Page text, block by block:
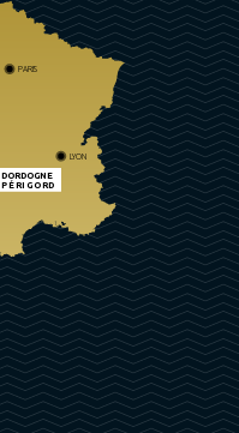
DORDOGNE
PÉRIGORD
PARIS
LYON